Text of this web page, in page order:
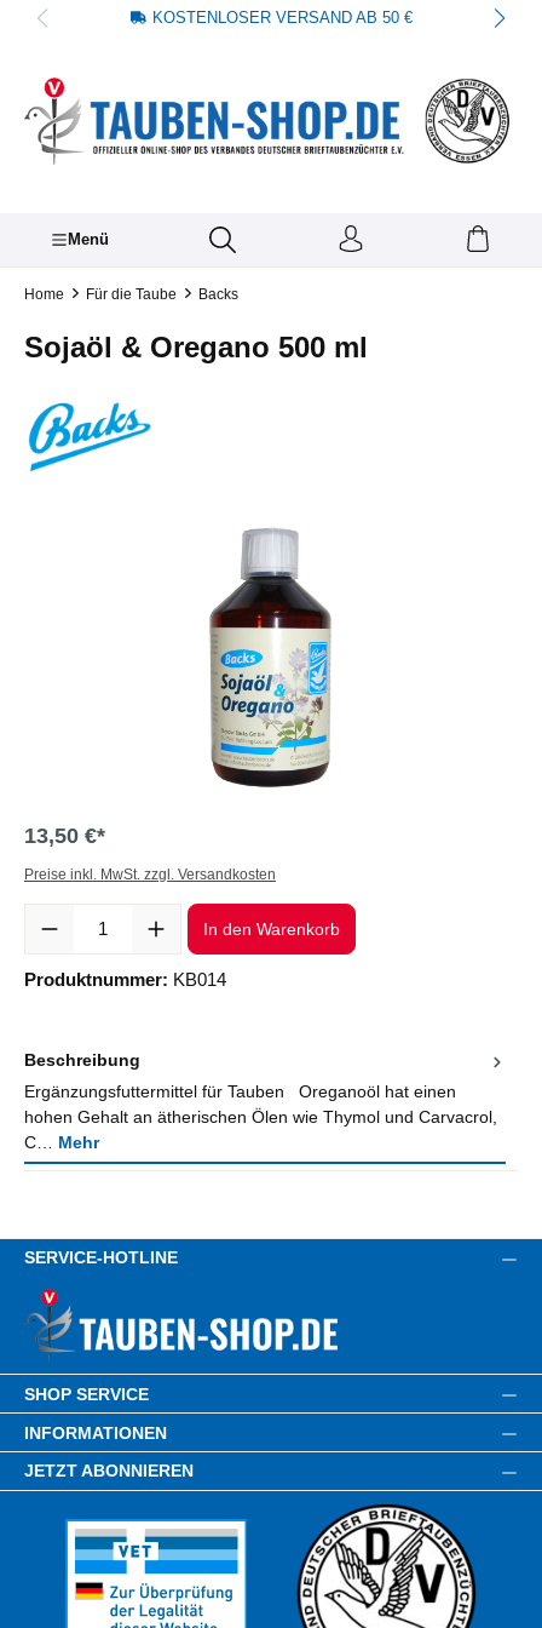
springen KOSTENLOSER VERSAND AB 50 €
Menü
Home Für die Taube Backs
Sojaöl & Oregano 500 ml
13,50 €*
Preise inkl. MwSt. zzgl. Versandkosten
Produkt Anzahl: Gib den gewünschten Wert ein oder benutze die
In den Warenkorb
Produktnummer: KB014
Beschreibung
Ergänzungsfuttermittel für Tauben Oreganoöl hat einen
hohen Gehalt an ätherischen Ölen wie Thymol und Carvacrol,
C… Mehr
SERVICE-HOTLINE
SHOP SERVICE
INFORMATIONEN
JETZT ABONNIEREN